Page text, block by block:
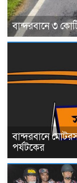
বান্দরবানে ৩
বান্দরবানে
পর্যটকের